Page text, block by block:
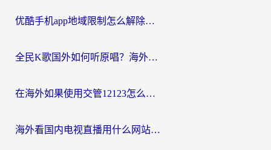
优酷手机app地域限制怎么解除？海外党亲测有效的追剧方案
全民K歌国外如何听原唱？海外党亲测有效的回国加速器选择指南
在海外如果使用交管12123怎么处理？留学生亲测有效的回国加速方案
海外看国内电视直播用什么网站比较好？一篇解决你所有追剧难题的实用指南